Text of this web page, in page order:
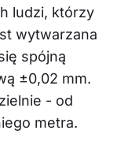
ludzi, którzy
wytwarzana
spójną
±0,02 mm.
- od
metra.